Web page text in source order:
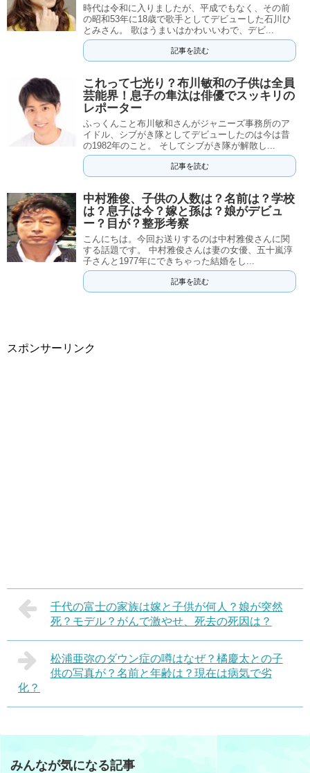
時代は令和に入りましたが、平成でもなく、その前
の昭和53年に18歳で歌手としてデビューした石川ひ
とみさん。 歌はうまいはかわいいわで、デビ...
記事を読む
これって七光り？布川敏和の子供は全員
芸能界！息子の隼汰は俳優でスッキリの
レポーター
ふっくんこと布川敏和さんがジャニーズ事務所のア
イドル、シブがき隊としてデビューしたのは今は昔
の1982年のこと。 そしてシブがき隊が解散し...
記事を読む
中村雅俊、子供の人数は？名前は？学校
は？息子は今？嫁と孫は？娘がデビュ
ー？目が？整形考察
こんにちは。今回お送りするのは中村雅俊さんに関
する話題です。 中村雅俊さんは妻の女優、五十嵐淳
子さんと1977年にできちゃった結婚をし...
記事を読む
スポンサーリンク
千代の富士の家族は嫁と子供が何人？娘が突然
死？モデル？がんで激やせ、死去の死因は？
松浦亜弥のダウン症の噂はなぜ？橘慶太との子
供の写真が？名前と年齢は？現在は病気で劣
化？
みんなが気になる記事